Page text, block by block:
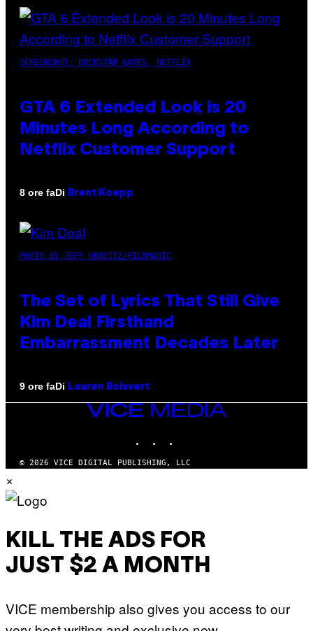
SCREENSHOT: ROCKSTAR GAMES, NETFLIX
GTA 6 Extended Look is 20
Minutes Long According to
Netflix Customer Support
8 ore faDi Brent Koepp
PHOTO BY JEFF KRAVITZ/FILMMAGIC
The Set of Lyrics That Still Give
Kim Deal Firsthand
Embarrassment Decades Later
9 ore faDi Lauren Boisvert
VICE
MEDIA
© 2026 VICE DIGITAL PUBLISHING, LLC
×
KILL THE ADS FOR
JUST $2 A MONTH
VICE membership also gives you access to our